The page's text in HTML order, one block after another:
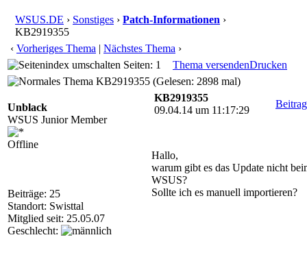
WSUS.DE › Sonstiges › Patch-Informationen ›
KB2919355
‹ Vorheriges Thema | Nächstes Thema ›
Seiten: 1
Thema versendenDrucken
KB2919355 (Gelesen: 2898 mal)
Unblack
WSUS Junior Member
Offline
Beiträge: 25
Standort: Swisttal
Mitglied seit: 25.05.07
Geschlecht:
KB2919355
09.04.14 um 11:17:29
Hallo,
warum gibt es das Update nicht
WSUS?
Sollte ich es manuell importieren?